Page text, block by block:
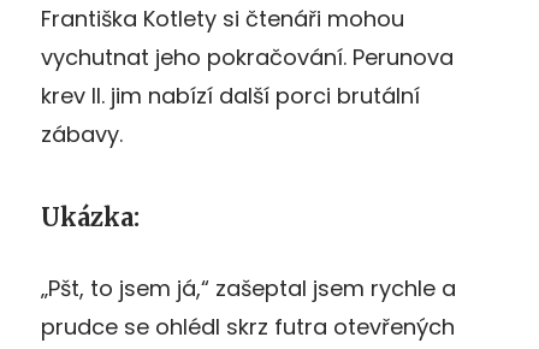
Františka Kotlety si čtenáři mohou
vychutnat jeho pokračování. Perunova
krev II. jim nabízí další porci brutální
zábavy.
Ukázka:
„Pšt, to jsem já,“ zašeptal jsem rychle a
prudce se ohlédl skrz futra otevřených